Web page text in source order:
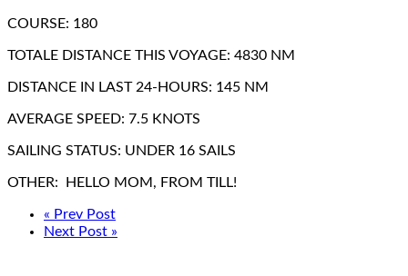
COURSE: 180
TOTALE DISTANCE THIS VOYAGE: 4830 NM
DISTANCE IN LAST 24-HOURS: 145 NM
AVERAGE SPEED: 7.5 KNOTS
SAILING STATUS: UNDER 16 SAILS
OTHER: HELLO MOM, FROM TILL!
« Prev Post
Next Post »